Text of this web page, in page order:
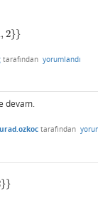
, 2}}
}
tarafından yorumlandı
devam.
tarafından
}}